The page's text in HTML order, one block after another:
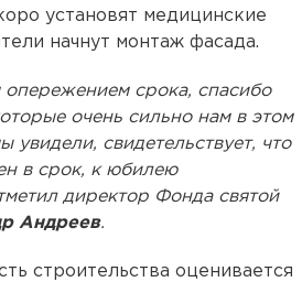
установят медицинские
начнут монтаж фасада.
срока, спасибо
очень сильно нам в этом
увидели, свидетельствует, что
в срок, к юбилею
директор Фонда святой
Андреев.
строительства оценивается